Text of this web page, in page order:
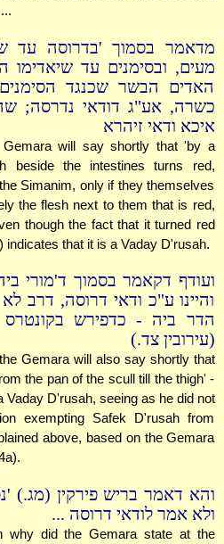
מדאמר בסמוך 'בדרוסה עד
מעים, ובסימנים עד
האדים הבשר שכנגד
כשרה, אע"ג דודאי נדרסה;
איכא ודאי זיהרא
will say shortly that 'by a
beside the intestines turns red,
Simanim, only if they themselves
the flesh next to them that is red,
though the fact that it turned red
indicates that it is a Vaday D'rusah.
ועודף דקאמר בסמוך ד'מורי
והיינו ע"כ ודאי דרוסה, דרב
הדר ביה - כדפירש בקונטרס
(עירובין צד.)
Gemara will also say shortly that
the pan of the scull till the thigh' -
Vaday D'rusah, seeing as he did not
exempting Safek D'rusah from
above, based on the Gemara
והא דאמר בריש פירקין (מג.)
ולא אמר לודאי דרוסה ...
why did the Gemara state at the